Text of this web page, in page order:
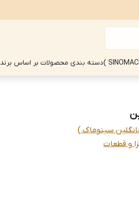
دسته بندی محصولات بر اساس برند
و قطعات